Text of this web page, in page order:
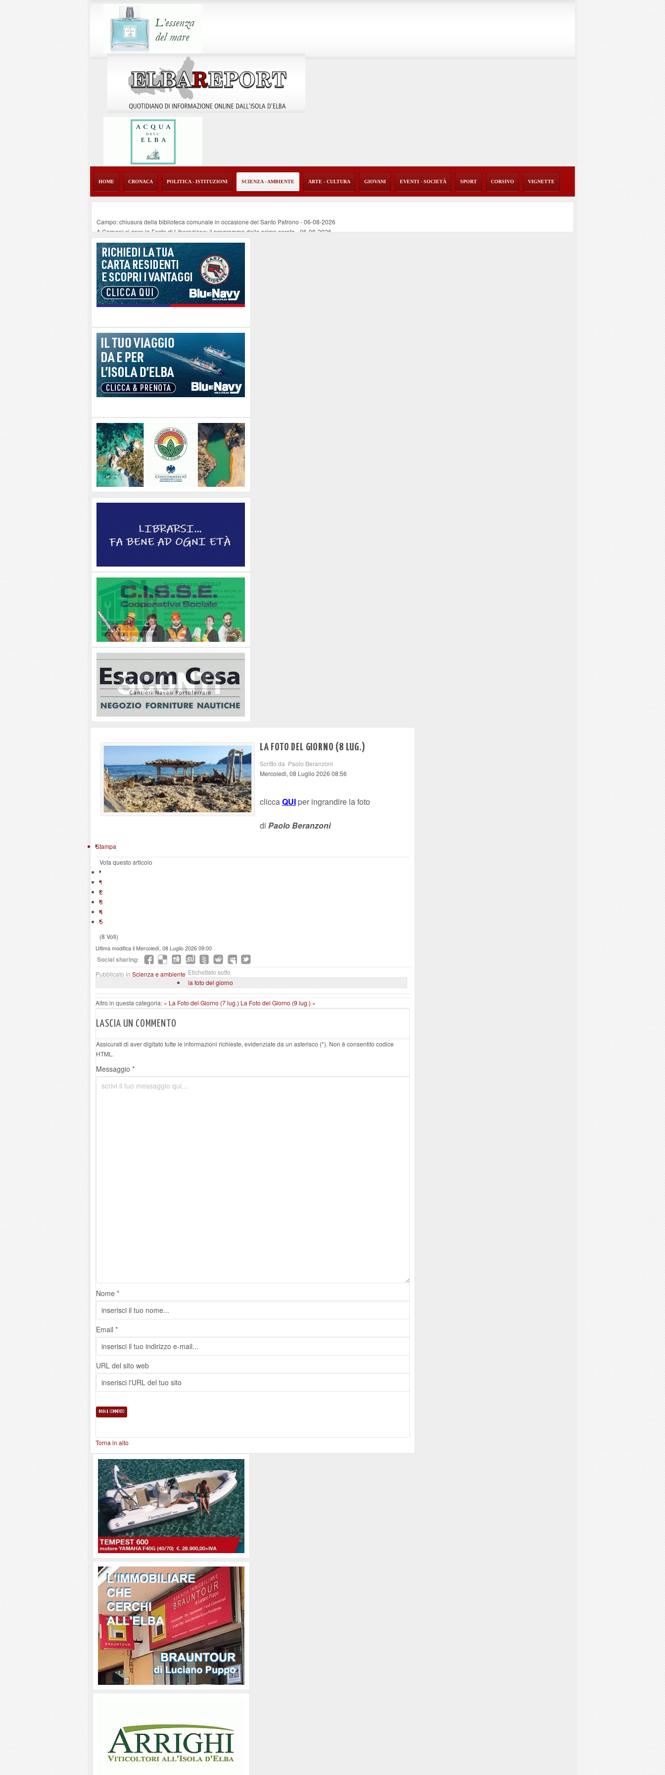
HOME CRONACA POLITICA - ISTITUZIONI SCIENZA - AMBIENTE ARTE - CULTURA GIOVANI EVENTI - SOCIETÀ SPORT CORSIVO VIGNETTE
Campo: chiusura della biblioteca comunale in occasione del Santo Patrono -06-08-2026
A Carpani si apre la Festa di Liberazione: il programma della prima serata-06-08-2026
Successo per Anadyomene. Nascente dall'acqua . La mostra di Roberto Ghezzi resta ai lavatoi di Rio fino al 20
Chiesa della Santissima Annunziata e il suo organista-
Nuove piante presso i moli ferajesi, la riflessione di un cittadino (fichi d'india al porto)
LA FOTO DEL GIORNO (8 LUG.)
Scritto da Paolo Beranzoni
Mercoledì, 08 Luglio 2026 08:56
cliccaQUI per ingrandire la foto
di Paolo Beranzoni
Stampa
Vota questo articolo
1
2
3
4
5
(8 Voti)
Ultima modifica il Mercoledì, 08 Luglio 2026 09:00
Social sharing:
Pubblicato in Scienza e ambiente Etichettato sotto
la foto del giorno
Altro in questa categoria: « La Foto del Giorno (7 lug.) La Foto del Giorno (9 lug.) »
LASCIA UN COMMENTO
Assicurati di aver digitato tutte le informazioni richieste, evidenziate da un asterisco (*). Non è consentito codice
HTML.
Messaggio *
Nome *
Email *
URL del sito web
Torna in alto